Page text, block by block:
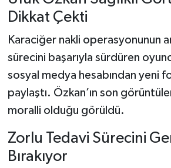
Dikkat Çekti
Karaciğer nakli operasyonunun
sürecini başarıyla sürdüren
sosyal medya hesabından yeni
paylaştı. Özkan’ın son
moralli olduğu görüldü.
Zorlu Tedavi Sürecini
Bırakıyor